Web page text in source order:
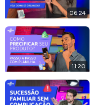
06:24
11:20